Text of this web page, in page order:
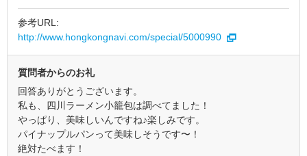
参考URL:
http://www.hongkongnavi.com/special/5000990
質問者からのお礼
回答ありがとうございます。
私も、四川ラーメン小籠包は調べてました！
やっぱり、美味しいんですね♪楽しみです。
パイナップルパンって美味しそうです〜！
絶対たべます！